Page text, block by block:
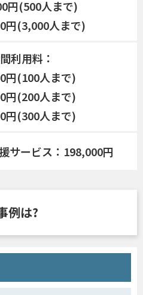
円(500人まで)
円(3,000人まで)
利用料：
円(100人まで)
円(200人まで)
円(300人まで)
サービス：198,000円
例は?